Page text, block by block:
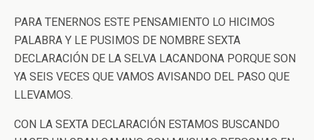
PARA TENERNOS ESTE PENSAMIENTO LO HICIMOS
PALABRA Y LE PUSIMOS DE NOMBRE SEXTA
DECLARACIÓN DE LA SELVA LACANDONA PORQUE SON
YA SEIS VECES QUE VAMOS AVISANDO DEL PASO QUE
LLEVAMOS.
CON LA SEXTA DECLARACIÓN ESTAMOS BUSCANDO